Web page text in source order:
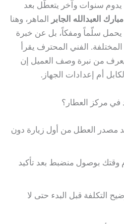
يدوم سنوات وآخر يتعطّل بعد
العبدالله الجابر
الماهر، وهنا
سلّماً ومفكاً، بل عن خبرة
الفني المحترف يقرأ
من نبرة وصف العميل إن
أم إعدادات الجهاز.
في مركز العطار؟
مصدر العطل من أول زيارة دون
وقتك بوصول منضبط بعد تأكيد
التكلفة قبل البدء حتى لا